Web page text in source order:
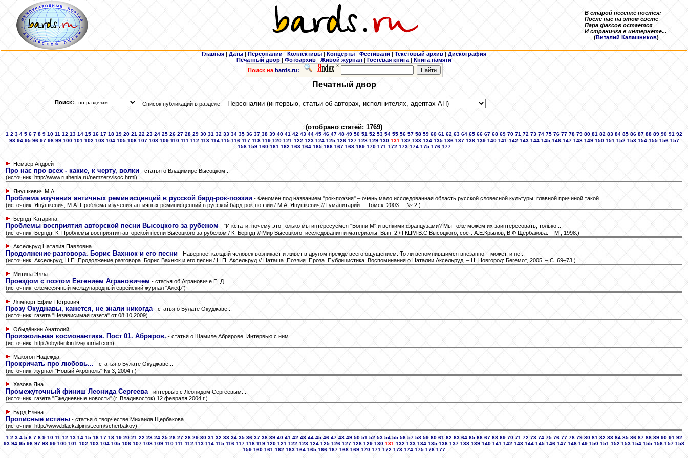
В старой песенке поется:
После нас на этом свете
Пара факсов остается
И страничка в интернете...
(Виталий Калашников)
Главная | Даты | Персоналии | Коллективы | Концерты | Фестивали | Текстовый архив | Дискография
Печатный двор | Фотоархив | Живой журнал |Гостевая книга | Книга памяти
Поиск на bards.ru:
Печатный двор
Поиск: Список публикаций в разделе:
(отобрано статей: 1769)
1 2 3 4 5 6 7 8 9 10 11 12 13 14 15 16 17 18 19 20 21 22 23 24 25 26 27 28 29 30 31 32 33 34 35 36 37 38 39 40 41 42 43 44 45 46 47 48 49 50 51 52 53 54 55 56 57 58 59 60 61 62 63 64 65 66 67 68 69 70 71 72 73 74 75 76 77 78 79 80 81 82 83 84 85 86 87 88 89 90 91 92
93 94 95 96 97 98 99 100 101 102 103 104 105 106 107 108 109 110 111 112 113 114 115 116 117 118 119 120 121 122 123 124 125 126 127 128 129 130 131 132 133 134 135 136 137 138 139 140 141 142 143 144 145 146 147 148 149 150 151 152 153 154 155 156 157
158 159 160 161 162 163 164 165 166 167 168 169 170 171 172 173 174 175 176 177
Немзер Андрей
Про нас про всех - какие, к черту, волки - статья о Владимире Высоцком...
(источник: http://www.ruthenia.ru/nemzer/visoc.html)
Янушкевич М.А.
Проблема изучения античных реминисценций в русской бард-рок-поэзии - Феномен под названием "рок-поэзия" – очень мало исследованная область русской словесной культуры; главной причиной такой...
(источник: Янушкевич, М.А. Проблема изучения античных реминисценций в русской бард-рок-поэзии / М.А. Янушкевич // Гуманитарий. – Томск, 2003. – № 2.)
Берндт Катарина
Проблемы восприятия авторской песни Высоцкого за рубежом - "И кстати, почему это только мы интересуемся "Бонни М" и всякими французами? Мы тоже можем их заинтересовать, только...
(источник: Берндт, К. Проблемы восприятия авторской песни Высоцкого за рубежом / К. Берндт // Мир Высоцкого: исследования и материалы. Вып. 2 / ГКЦМ В.С.Высоцкого; сост. А.Е.Крылов, В.Ф.Щербакова. – М., 1998.)
Аксельруд Наталия Павловна
Продолжение разговора. Борис Вахнюк и его песни - Наверное, каждый человек возникает и живет в другом прежде всего ощущением. То ли вспомнившимся внезапно – может, и не...
(источник: Аксельруд, Н.П. Продолжение разговора. Борис Вахнюк и его песни / Н.П. Аксельруд // Наташа. Поэзия. Проза. Публицистика: Воспоминания о Наталии Аксельруд. – Н. Новгород: Бегемот, 2005. – С. 69–73.)
Митина Элла
Проездом с поэтом Евгением Аграновичем - статья об Аграновиче Е. Д...
(источник: ежемесячный международный еврейский журнал "Алеф")
Лямпорт Ефим Петрович
Прозу Окуджавы, кажется, не знали никогда - статья о Булате Окуджаве...
(источник: газета "Независимая газета" от 08.10.2009)
Обыдёнкин Анатолий
Произвольная космонавтика. Пост 01. Абряров. - статья о Шамиле Абрярове. Интервью с ним...
(источник: http://obydenkin.livejournal.com)
Макогон Надежда
Прокричать про любовь... - статья о Булате Окуджаве...
(источник: журнал "Новый Акрополь" № 3, 2004 г.)
Хазова Яна
Промежуточный финиш Леонида Сергеева - интервью c Леонидом Сергеевым...
(источник: газета "Ежедневные новости" (г. Владивосток) 12 февраля 2004 г.)
Бурд Елена
Прописные истины - статья о творчестве Михаила Щербакова...
(источник: http://www.blackalpinist.com/scherbakov)
1 2 3 4 5 6 7 8 9 10 11 12 13 14 15 16 17 18 19 20 21 22 23 24 25 26 27 28 29 30 31 32 33 34 35 36 37 38 39 40 41 42 43 44 45 46 47 48 49 50 51 52 53 54 55 56 57 58 59 60 61 62 63 64 65 66 67 68 69 70 71 72 73 74 75 76 77 78 79 80 81 82 83 84 85 86 87 88 89 90 91 92
93 94 95 96 97 98 99 100 101 102 103 104 105 106 107 108 109 110 111 112 113 114 115 116 117 118 119 120 121 122 123 124 125 126 127 128 129 130 131 132 133 134 135 136 137 138 139 140 141 142 143 144 145 146 147 148 149 150 151 152 153 154 155 156 157 158
159 160 161 162 163 164 165 166 167 168 169 170 171 172 173 174 175 176 177